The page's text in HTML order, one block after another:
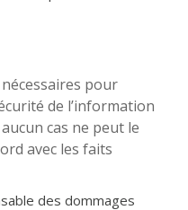
nécessaires pour
de l’information
cas ne peut le
avec les faits
des dommages